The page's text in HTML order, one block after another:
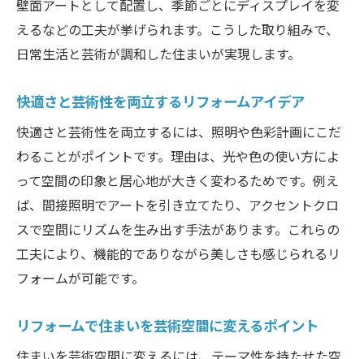
ント
大阪府で信頼できるリフォーム会社選びの
基準
る方法
壁面アートとして配置し、季節ごとにディスプレイを変
えるなどの工夫が挙げられます。こうした取り組みで、
日常生活と芸術が調和した住まいが実現します。
快適さと芸術性を両立するリフォームアイデア
快適さと芸術性を両立するには、照明や色彩計画にこだ
わることがポイントです。理由は、光や色の使い方によ
って空間の印象と居心地が大きく変わるためです。例え
ば、間接照明でアートを引き立てたり、アクセントクロ
スで空間にリズムを生み出す手法があります。これらの
工夫により、機能的でありながら美しさも感じられるリ
フォームが可能です。
リフォームで住まいを芸術空間に変えるポイント